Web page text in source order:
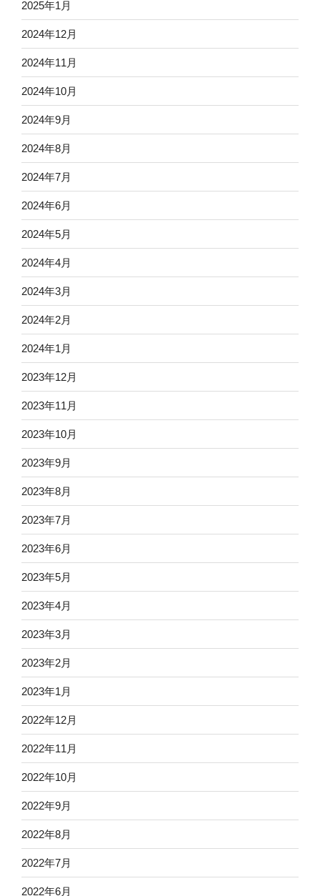
2025年1月
2024年12月
2024年11月
2024年10月
2024年9月
2024年8月
2024年7月
2024年6月
2024年5月
2024年4月
2024年3月
2024年2月
2024年1月
2023年12月
2023年11月
2023年10月
2023年9月
2023年8月
2023年7月
2023年6月
2023年5月
2023年4月
2023年3月
2023年2月
2023年1月
2022年12月
2022年11月
2022年10月
2022年9月
2022年8月
2022年7月
2022年6月